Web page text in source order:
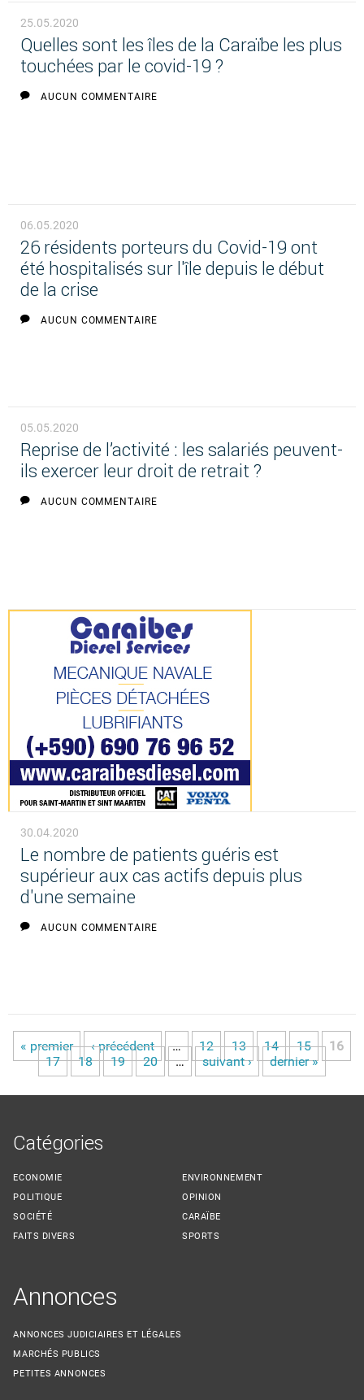
25.05.2020
Quelles sont les îles de la Caraïbe les plus
touchées par le covid-19 ?
AUCUN COMMENTAIRE
06.05.2020
26 résidents porteurs du Covid-19 ont
été hospitalisés sur l'île depuis le début
de la crise
AUCUN COMMENTAIRE
05.05.2020
Reprise de l’activité : les salariés peuvent-
ils exercer leur droit de retrait ?
AUCUN COMMENTAIRE
30.04.2020
Le nombre de patients guéris est
supérieur aux cas actifs depuis plus
d'une semaine
AUCUN COMMENTAIRE
Pages
« premier ‹ précédent … 12 13 14 15
16
17
18 19 20 … suivant › dernier »
Catégories
ECONOMIE
POLITIQUE
SOCIÉTÉ
FAITS DIVERS
ENVIRONNEMENT
OPINION
CARAÏBE
SPORTS
Annonces
ANNONCES JUDICIAIRES ET LÉGALES
MARCHÉS PUBLICS
PETITES ANNONCES